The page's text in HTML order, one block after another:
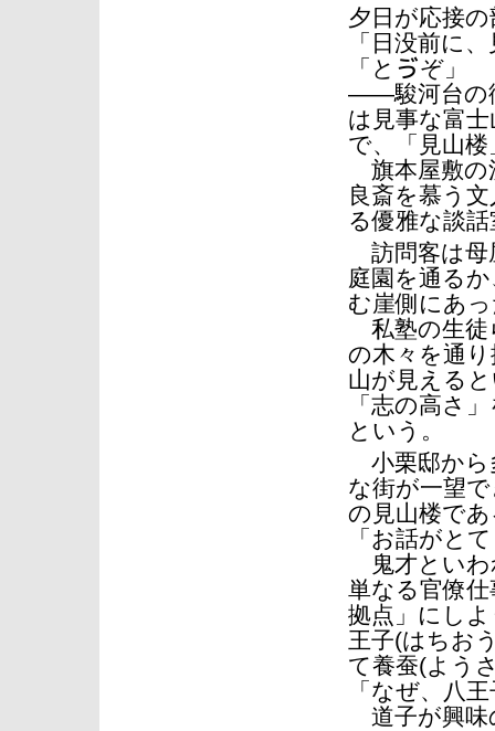
夕日が応接
「日没前に
「とゔぞ」
――駿河台の
は見事な富
で、「見山
旗本屋敷の
良斎を慕う
る優雅な談
訪問客は母
庭園を通る
む崖側にあ
私塾の生徒
の木々を通
山が見える
「志の高さ
という。
小栗邸から
な街が一望
の見山楼で
「お話がと
鬼才といわ
単なる官僚
拠点」にし
王子(はちお
て養蚕(よう
「なぜ、八
道子が興味